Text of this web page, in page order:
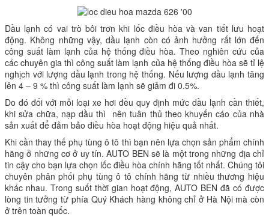
Dầu lạnh có vai trò bôi trơn khi lốc điều hòa và van tiết lưu hoạt
động. Không những vậy, dầu lạnh còn có ảnh hưởng rất lớn đến
công suất làm lạnh của hệ thống điều hòa. Theo nghiên cứu của
các chuyên gia thì công suất làm lạnh của hệ thống điều hòa sẽ tỉ lệ
nghịch với lượng dầu lạnh trong hệ thống. Nếu lượng dầu lạnh tăng
lên 4 – 9 % thì công suất làm lạnh sẽ giảm đi 0.5%.
Do đó đối với mỗi loại xe hơi đều quy định mức dầu lạnh cần thiết,
khi sửa chữa, nạp dầu thì nên tuân thủ theo khuyến cáo của nhà
sản xuất để đảm bảo điều hòa hoạt động hiệu quả nhất.
Khi cần thay thế phụ tùng ô tô thì bạn nên lựa chọn sản phẩm chính
hãng ở những cơ ở uy tín. AUTO BEN sẽ là một trong những địa chỉ
tin cậy cho bạn lựa chọn lốc điều hòa chính hãng tốt nhất. Chúng tôi
chuyên phân phối phụ tùng ô tô chính hãng từ nhiều thương hiệu
khác nhau. Trong suốt thời gian hoạt động, AUTO BEN đã có được
lòng tin tưởng từ phía Quý Khách hàng không chỉ ở Hà Nội mà còn
ở trên toàn quốc.